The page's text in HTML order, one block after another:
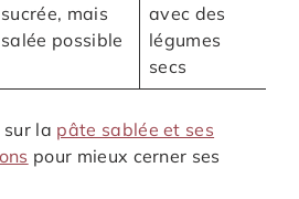
sucrée, mais
salée possible
avec des
légumes
secs
sur la pâte sablée et ses
pour mieux cerner ses